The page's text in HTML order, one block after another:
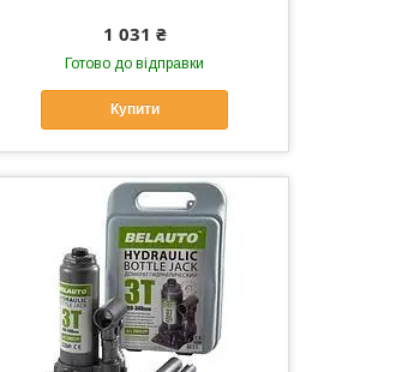
1 031 ₴
Готово до відправки
Купити